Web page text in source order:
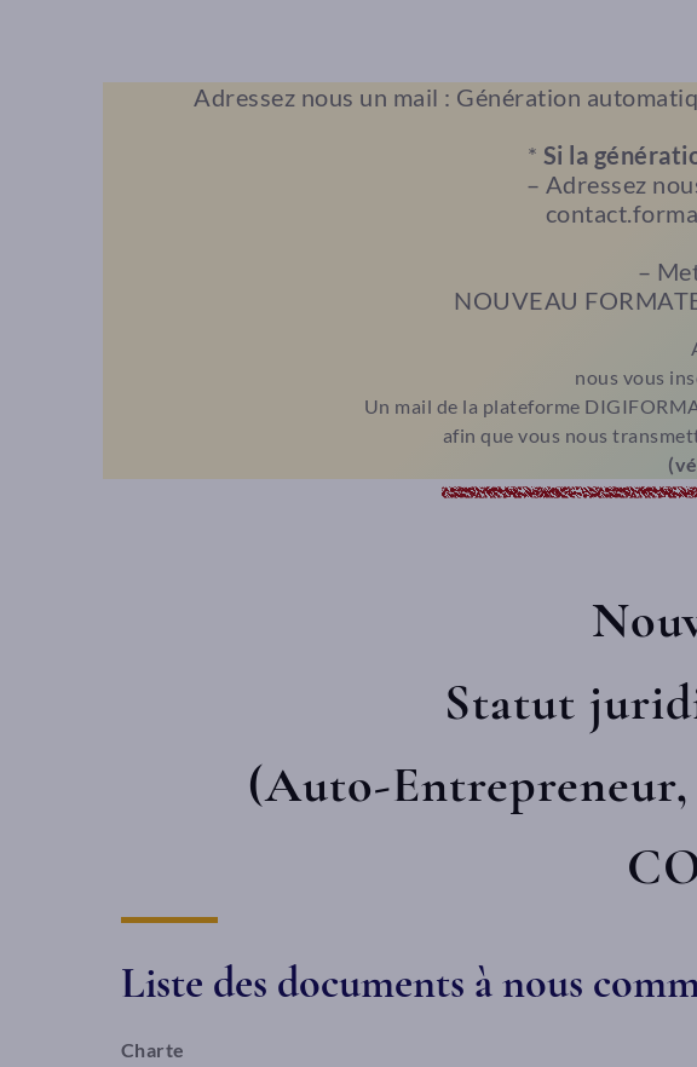
Adressez nous un mail : Génération
* Si la
– Adressez
–
NOUVEAU
nous vous
Un mail de la plateforme
afin que vous nous
Statut
(Auto-
Liste des documents à nous
Charte